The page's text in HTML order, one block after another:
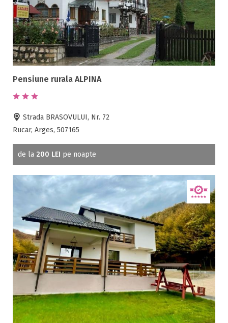
Pensiune rurala ALPINA
Strada BRASOVULUI, Nr. 72
Rucar, Arges, 507165
de la 200 LEI pe noapte